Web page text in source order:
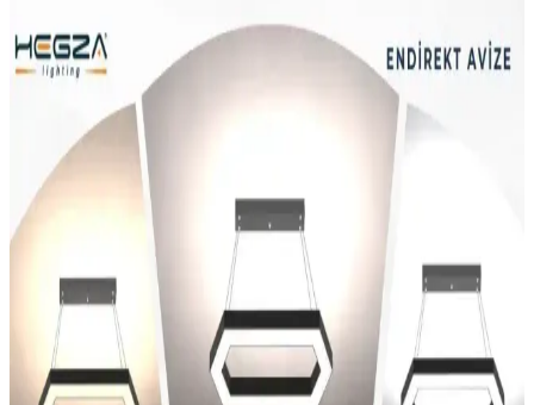
Tasarım ve Yüksek Performanslı Aydınlatma
Çözümü
Eray Aydınlatma 2002-2 modeli, modern tasarımı, yüksek ışık çıkışı
ve ayarlanabilir yüksekliğiyle geniş alanlara uygun, dayanıklı ve
estetik LED avizedir.
Modern LED Avize Dekorasyon Çözümleri ile İç
Mekanlara Şıklık Katın
Modern LED avize çözümleri, estetik ve fonksiyonelliği bir araya
getirerek iç mekanlara şıklık kazandırır. Enerji tasarrufu ve çeşitli
tasarım seçenekleriyle yaşam alanlarınızı yenileyin.
Artı Aydınlatma Papatya LED Avize ile TT306-
TPL-SR LED Avize Özellikleri Karşılaştırması